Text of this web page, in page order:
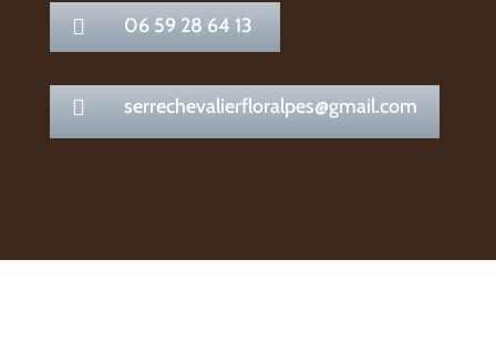
 06 59 28 64 13
 serrechevalierfloralpes@gmail.com